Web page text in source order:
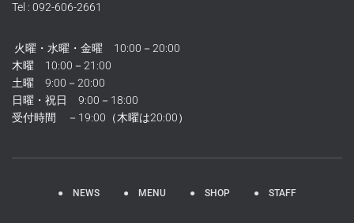
Tel : 092-606-2661
火曜・水曜・金曜 10:00－20:00
木曜 10:00－21:00
土曜 9:00－20:00
日曜・祝日 9:00－18:00
受付時間 －19:00（木曜は20:00）
● NEWS ● MENU ● SHOP ● STAFF